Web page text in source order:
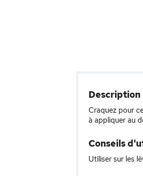
Description
Craquez pour
à appliquer au
Conseils
Utiliser sur les